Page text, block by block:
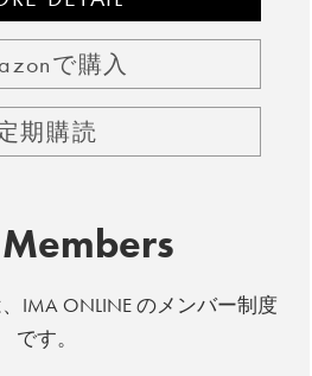
で購入
期購読
、IMA ONLINE のメンバー制度
です。